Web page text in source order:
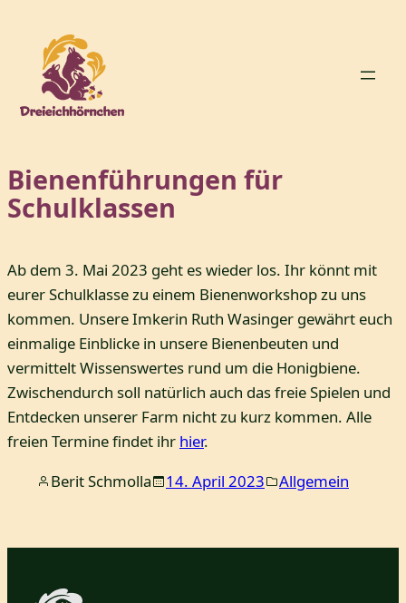
Inhalt
springen
Bienenführungen für
Schulklassen
Ab dem 3. Mai 2023 geht es wieder los. Ihr könnt mit
eurer Schulklasse zu einem Bienenworkshop zu uns
kommen. Unsere Imkerin Ruth Wasinger gewährt euch
einmalige Einblicke in unsere Bienenbeuten und
vermittelt Wissenswertes rund um die Honigbiene.
Zwischendurch soll natürlich auch das freie Spielen und
Entdecken unserer Farm nicht zu kurz kommen. Alle
freien Termine findet ihr hier.
Berit Schmolla
14. April 2023 Allgemein